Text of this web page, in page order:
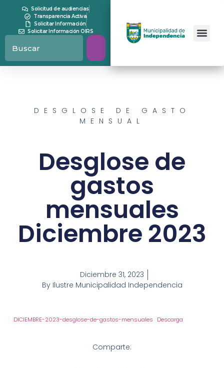
Solicitud de audiencias
Transparencia Activa
Solicitar Información
Solicitar Información OIRS
DESGLOSE DE GASTO
MENSUAL
Desglose de
gastos
mensuales
Diciembre 2023
Diciembre 31, 2023
ByIlustre Municipalidad Independencia
DICIEMBRE-2023-desglose-de-gastos-mensuales Descarga
Comparte: